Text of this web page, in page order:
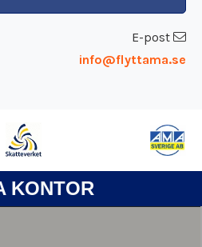
ett bra pris och en
flyttfirma i
E-post
info@flyttama.se
KONTOR